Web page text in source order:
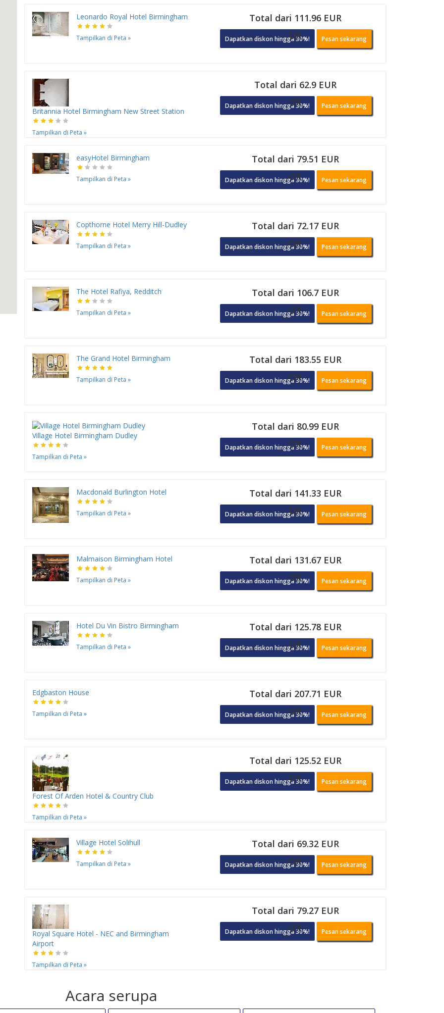
Leonardo Royal Hotel Birmingham
Tampilkan di Peta »
Total dari 111.96 EUR
Dapatkan diskon hingga 30%!
OR Pesan sekarang
Britannia Hotel Birmingham New Street Station
Tampilkan di Peta »
Total dari 62.9 EUR
Dapatkan diskon hingga 30%!
OR Pesan sekarang
easyHotel Birmingham
Tampilkan di Peta »
Total dari 79.51 EUR
Dapatkan diskon hingga 30%!
OR Pesan sekarang
Copthorne Hotel Merry Hill-Dudley
Tampilkan di Peta »
Total dari 72.17 EUR
Dapatkan diskon hingga 30%!
OR Pesan sekarang
The Hotel Rafiya, Redditch
Tampilkan di Peta »
Total dari 106.7 EUR
Dapatkan diskon hingga 30%!
OR Pesan sekarang
The Grand Hotel Birmingham
Tampilkan di Peta »
Total dari 183.55 EUR
Dapatkan diskon hingga 30%!
OR Pesan sekarang
Village Hotel Birmingham Dudley
Tampilkan di Peta »
Total dari 80.99 EUR
Dapatkan diskon hingga 30%!
OR Pesan sekarang
Macdonald Burlington Hotel
Tampilkan di Peta »
Total dari 141.33 EUR
Dapatkan diskon hingga 30%!
OR Pesan sekarang
Malmaison Birmingham Hotel
Tampilkan di Peta »
Total dari 131.67 EUR
Dapatkan diskon hingga 30%!
OR Pesan sekarang
Hotel Du Vin Bistro Birmingham
Tampilkan di Peta »
Total dari 125.78 EUR
Dapatkan diskon hingga 30%!
OR Pesan sekarang
Edgbaston House
Tampilkan di Peta »
Total dari 207.71 EUR
Dapatkan diskon hingga 30%!
OR Pesan sekarang
Forest Of Arden Hotel & Country Club
Tampilkan di Peta »
Total dari 125.52 EUR
Dapatkan diskon hingga 30%!
OR Pesan sekarang
Village Hotel Solihull
Tampilkan di Peta »
Total dari 69.32 EUR
Dapatkan diskon hingga 30%!
OR Pesan sekarang
Royal Square Hotel - NEC and Birmingham
Airport
Tampilkan di Peta »
Total dari 79.27 EUR
Dapatkan diskon hingga 30%!
OR Pesan sekarang
Acara serupa